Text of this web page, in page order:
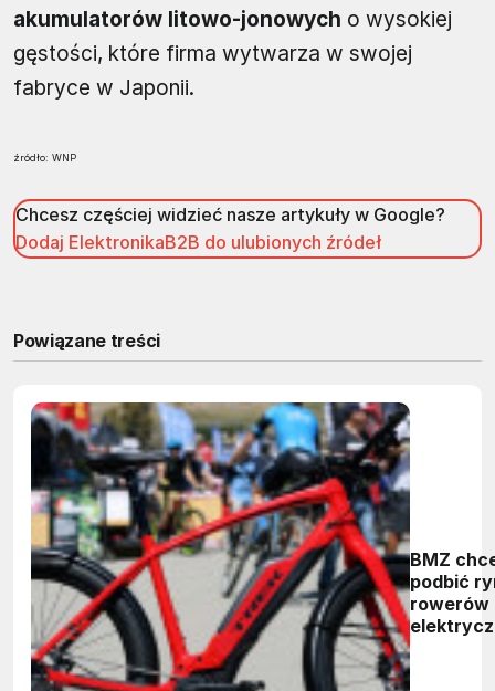
akumulatorów litowo-jonowych o wysokiej
gęstości, które firma wytwarza w swojej
fabryce w Japonii.
źródło: WNP
Chcesz częściej widzieć nasze artykuły w Google?
Dodaj ElektronikaB2B do ulubionych źródeł
Powiązane treści
BMZ
podbić
rowerów